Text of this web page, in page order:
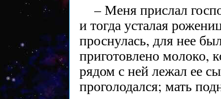
– Меня прислал
и тогда усталая
проснулась, для нее
приготовлено молоко,
рядом с ней лежал ее
проголодался; мать